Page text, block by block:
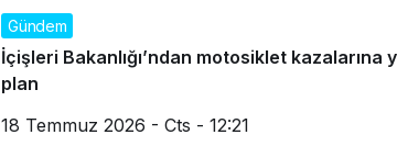
Gündem
İçişleri Bakanlığı’ndan motosiklet kazalarına
plan
18 Temmuz 2026 - Cts - 12:21